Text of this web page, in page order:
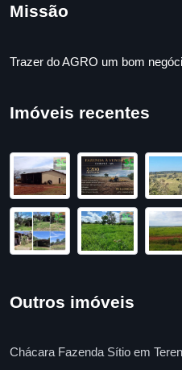
Missão
Trazer do AGRO um bom
Imóveis recentes
Outros imóveis
Chácara Fazenda Sítio em